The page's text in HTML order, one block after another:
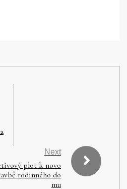
Next
plot k novo
rodinného do
mu